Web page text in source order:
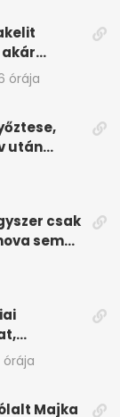
órája
után
csak
sem
tőle
órája
Majka